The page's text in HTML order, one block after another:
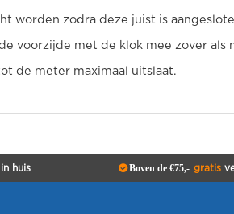
worden zodra deze juist is
voorzijde met de klok mee zover als
de meter maximaal uitslaat.
huis Boven de €75,- gratis